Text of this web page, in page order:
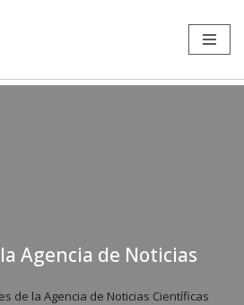
Agencia de Noticias
de la Agencia de Noticias Científicas